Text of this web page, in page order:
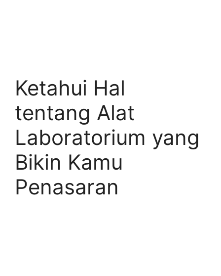
Ketahui Hal
tentang Alat
Laboratorium yang
Bikin Kamu
Penasaran